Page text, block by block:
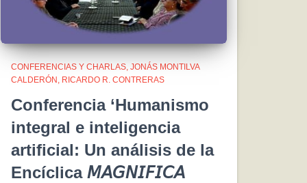
CONFERENCIAS Y CHARLAS JONÁS MONTILVA
CALDERÓN
RICARDO R. CONTRERAS
Conferencia ‘Humanismo
integral e inteligencia
artificial: Un análisis de la
Encíclica 𝘔𝘈𝘎𝘕𝘐𝘍𝘐𝘊𝘈